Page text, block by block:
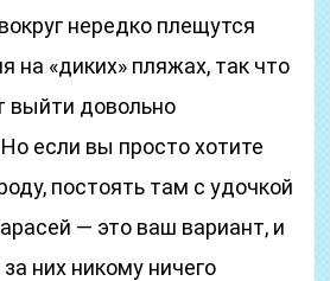
нередко плещутся
на «диких» пляжах, так что
выйти довольно
если вы просто хотите
постоять там с удочкой
— это ваш вариант, и
них никому ничего